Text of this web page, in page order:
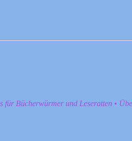
für Bücherwürmer und Leseratten •